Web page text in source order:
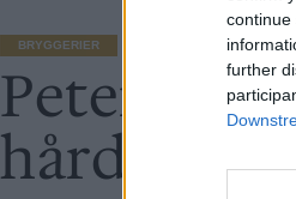
continue
further
BRYGGERIER
Peter
hårdrock